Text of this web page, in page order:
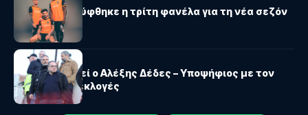
ΟΦΗ: Αποκαλύφθηκε η τρίτη φανέλα για τη νέα σεζόν
ΑΕΚ
ΑΕΚ: Αποχωρεί ο Αλέξης Δέδες – Υποψήφιος με τον
Τσίπρα στις εκλογές